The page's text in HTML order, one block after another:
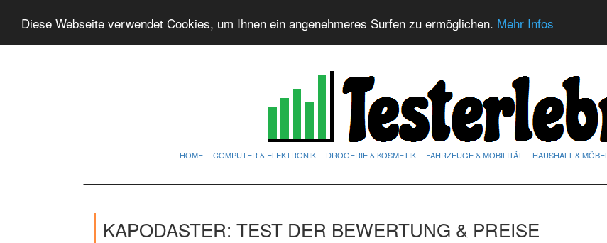
Diese Webseite verwendet Cookies, um Ihnen ein angenehmeres Surfen zu ermöglichen. Mehr Infos
HOME COMPUTER & ELEKTRONIK DROGERIE & KOSMETIK FAHRZEUGE & MOBILITÄT HAUSHALT & MÖBEL
KAPODASTER: TEST DER BEWERTUNG & PREISE